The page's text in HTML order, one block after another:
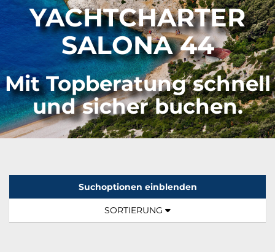
YACHTCHARTER
SALONA 44
Mit Topberatung schnell
und sicher buchen.
Suchoptionen einblenden
TOGGLE NAVIGATION
SORTIERUNG